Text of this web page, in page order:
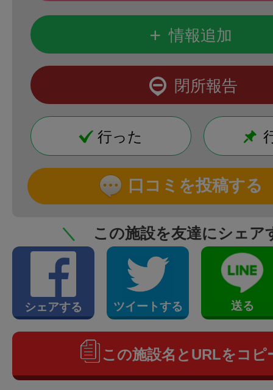
+ 情報追加
閉所報告
行った
口コミを投稿する
＼ この施設を友達にシェア
シェアする ツイートする 送る
この施設名とURLをコピ